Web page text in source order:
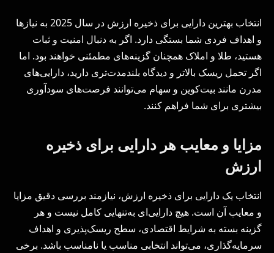
انتخاب بهترین دارایی برای ذخیره ارزش در سال 2025 به نیازها
و اهداف فردی شما بستگی دارد. اگر به دنبال امنیت و ثبات
هستید، طلا و املاک همچنان گزینه‌های مطمئنی خواهند بود. اما
اگر تحمل ریسک بالاتر و دیدگاه بلندمدت‌تری دارید، دارایی‌های
مدرن مانند بیت‌کوین و سهام می‌توانند فرصت‌های سودآوری
بیشتری برای شما فراهم کنند.
مزایا و معایب هر دارایی برای ذخیره
ارزش
انتخاب یک دارایی برای ذخیره ارزش، نیازمند بررسی دقیق مزایا
و معایب آن است. هیچ دارایی‌ای به‌تنهایی کامل نیست و هر
گزینه بسته به شرایط اقتصادی، سطح ریسک‌پذیری و اهداف
سرمایه‌گذاری، می‌تواند انتخابی مناسب یا نامناسب باشد. برخی